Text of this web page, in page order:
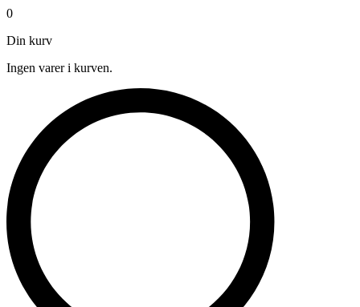
0
Din kurv
Ingen varer i kurven.